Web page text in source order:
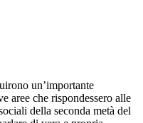
un’importante
aree che rispondessero alle
della seconda metà del